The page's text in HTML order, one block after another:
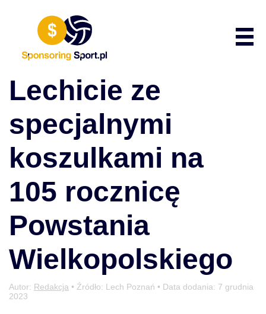
Lechicie ze
specjalnymi
koszulkami na
105 rocznicę
Powstania
Wielkopolskiego
Autor: Redakcja • Źródło: Lech Poznań • Data dodania: 7 grudnia
2023